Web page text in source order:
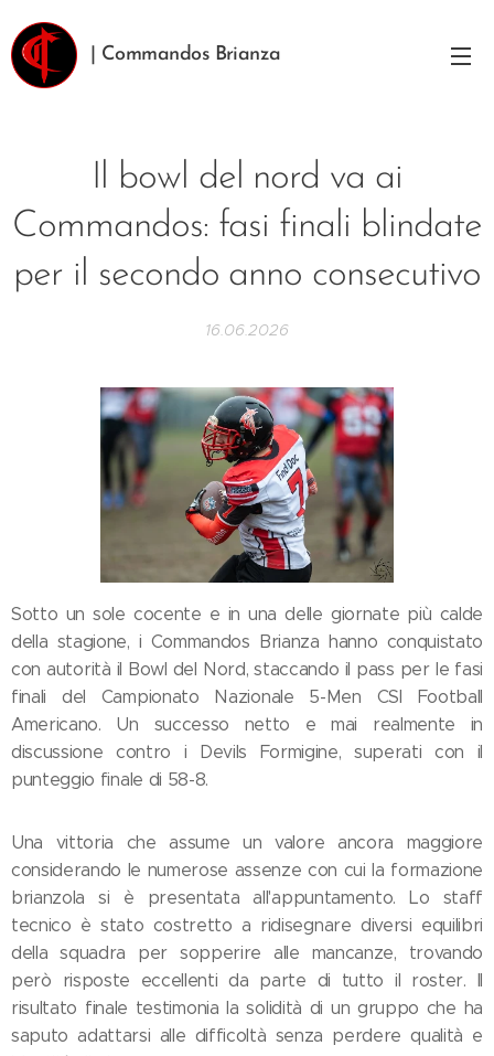
| Commandos Brianza
Il bowl del nord va ai
Commandos: fasi finali blindate
per il secondo anno consecutivo
16.06.2026
Sotto un sole cocente e in una delle giornate più calde
della stagione, i Commandos Brianza hanno conquistato
con autorità il Bowl del Nord, staccando il pass per le fasi
finali del Campionato Nazionale 5-Men CSI Football
Americano. Un successo netto e mai realmente in
discussione contro i Devils Formigine, superati con il
punteggio finale di 58-8.
Una vittoria che assume un valore ancora maggiore
considerando le numerose assenze con cui la formazione
brianzola si è presentata all'appuntamento. Lo staff
tecnico è stato costretto a ridisegnare diversi equilibri
della squadra per sopperire alle mancanze, trovando
però risposte eccellenti da parte di tutto il roster. Il
risultato finale testimonia la solidità di un gruppo che ha
saputo adattarsi alle difficoltà senza perdere qualità e